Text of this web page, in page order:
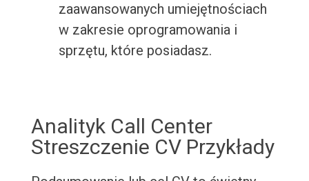
zaawansowanych umiejętnościach
w zakresie oprogramowania i
sprzętu, które posiadasz.
Analityk Call Center
Streszczenie CV Przykłady